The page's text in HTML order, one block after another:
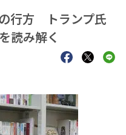
の行方 トランプ氏
読み解く